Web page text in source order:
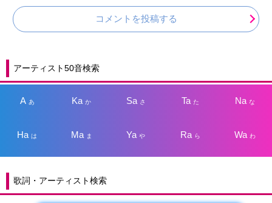
コメントを投稿する
アーティスト50音検索
A あ Kaか Sa さ Taた Na な
Haは Ma ま Yaや Ra ら Wa わ
歌詞・アーティスト検索